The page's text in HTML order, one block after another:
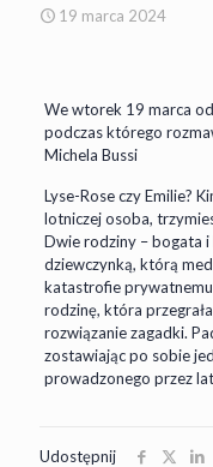
19 marca 2024
We wtorek 19 marca
podczas którego
Michela Bussi
Lyse-Rose czy Emilie?
lotniczej osoba,
Dwie rodziny – bogata
dziewczynką, którą
katastrofie
rodzinę, która
rozwiązanie zagadki.
zostawiając po sobie
prowadzonego przez
Udostępnij